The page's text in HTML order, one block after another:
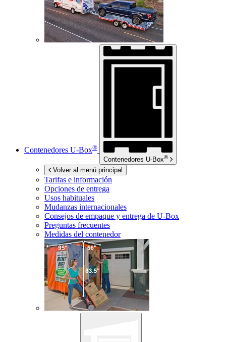
Contenedores U-Box®
Contenedores U-Box®
Volver al menú principal
Tarifas e información
Opciones de entrega
Usos habituales
Mudanzas internacionales
Consejos de empaque y entrega de U-Box
Preguntas frecuentes
Medidas del contenedor